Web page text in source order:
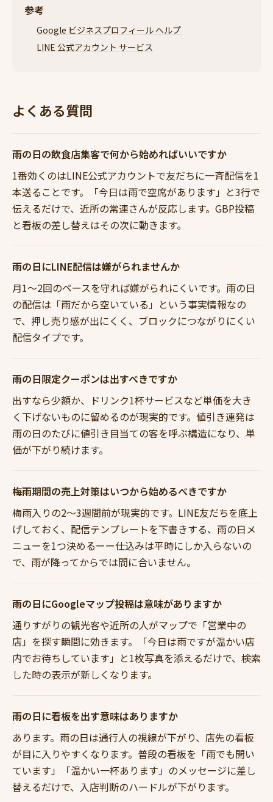
参考
Google ビジネスプロフィール ヘルプ
LINE 公式アカウント サービス
よくある質問
雨の日の飲食店集客で何から始めればいいですか
1番効くのはLINE公式アカウントで友だちに一斉配信を1
本送ることです。「今日は雨で空席があります」と3行で
伝えるだけで、近所の常連さんが反応します。GBP投稿
と看板の差し替えはその次に動きます。
雨の日にLINE配信は嫌がられませんか
月1〜2回のペースを守れば嫌がられにくいです。雨の日
の配信は「雨だから空いている」という事実情報なの
で、押し売り感が出にくく、ブロックにつながりにくい
配信タイプです。
雨の日限定クーポンは出すべきですか
出すなら少額か、ドリンク1杯サービスなど単価を大き
く下げないものに留めるのが現実的です。値引き連発は
雨の日のたびに値引き目当ての客を呼ぶ構造になり、単
価が下がり続けます。
梅雨期間の売上対策はいつから始めるべきですか
梅雨入りの2〜3週間前が現実的です。LINE友だちを底上
げしておく、配信テンプレートを下書きする、雨の日メ
ニューを1つ決めるーー仕込みは平時にしか入らないの
で、雨が降ってからでは間に合いません。
雨の日にGoogleマップ投稿は意味がありますか
通りすがりの観光客や近所の人がマップで「営業中の
店」を探す瞬間に効きます。「今日は雨ですが温かい店
内でお待ちしています」と1枚写真を添えるだけで、検索
した時の表示が新しくなります。
雨の日に看板を出す意味はありますか
あります。雨の日は通行人の視線が下がり、店先の看板
が目に入りやすくなります。普段の看板を「雨でも開い
ています」「温かい一杯あります」のメッセージに差し
替えるだけで、入店判断のハードルが下がります。